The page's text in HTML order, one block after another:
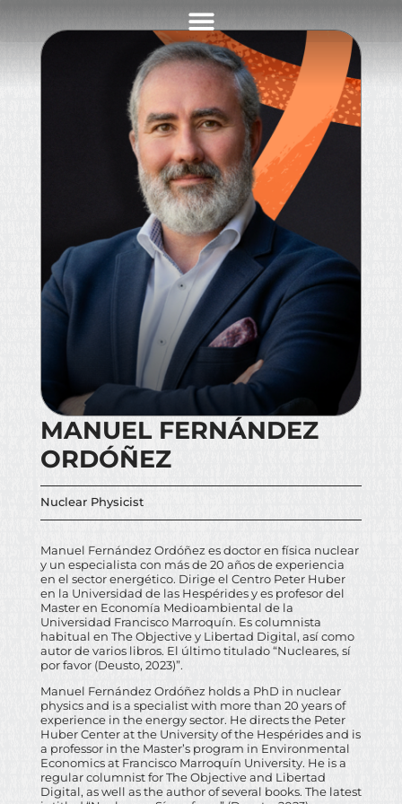
MANUEL FERNÁNDEZ
ORDÓÑEZ
Nuclear Physicist
Manuel Fernández Ordóñez es doctor en física nuclear
y un especialista con más de 20 años de experiencia
en el sector energético. Dirige el Centro Peter Huber
en la Universidad de las Hespérides y es profesor del
Master en Economía Medioambiental de la
Universidad Francisco Marroquín. Es columnista
habitual en The Objective y Libertad Digital, así como
autor de varios libros. El último titulado “Nucleares, sí
por favor (Deusto, 2023)”.
Manuel Fernández Ordóñez holds a PhD in nuclear
physics and is a specialist with more than 20 years of
experience in the energy sector. He directs the Peter
Huber Center at the University of the Hespérides and is
a professor in the Master’s program in Environmental
Economics at Francisco Marroquín University. He is a
regular columnist for The Objective and Libertad
Digital, as well as the author of several books. The latest